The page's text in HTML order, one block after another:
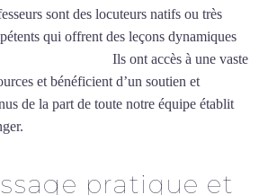
sont des locuteurs natifs ou très
qui offrent des leçons dynamiques
Ils ont accès à une vaste
et bénéficient d’un soutien et
de la part de toute notre équipe établit
pratique et